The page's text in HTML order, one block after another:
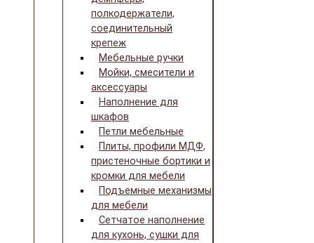
полкодержатели,
соединительный
крепеж
Мебельные ручки
Мойки, смесители и
аксессуары
Наполнение для
шкафов
Петли мебельные
Плиты, профили МДФ,
пристеночные бортики и
кромки для мебели
Подъемные механизмы
для мебели
Сетчатое наполнение
для кухонь, сушки для